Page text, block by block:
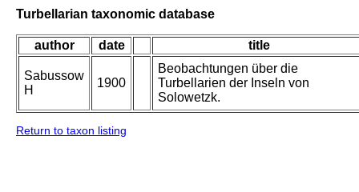
Turbellarian taxonomic database
author date title
Sabussow
H
1900
Beobachtungen über die
Turbellarien der Inseln von
Solowetzk.
Return to taxon listing